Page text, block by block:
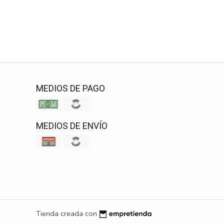
MEDIOS DE PAGO
MEDIOS DE ENVÍO
Tienda creada con